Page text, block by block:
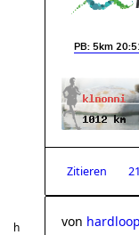
PB: 5km
Zitieren
von